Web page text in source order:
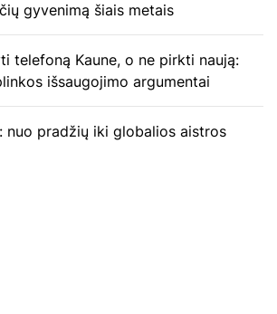
gyvenimą šiais metais
telefoną Kaune, o ne pirkti naują:
išsaugojimo argumentai
nuo pradžių iki globalios aistros